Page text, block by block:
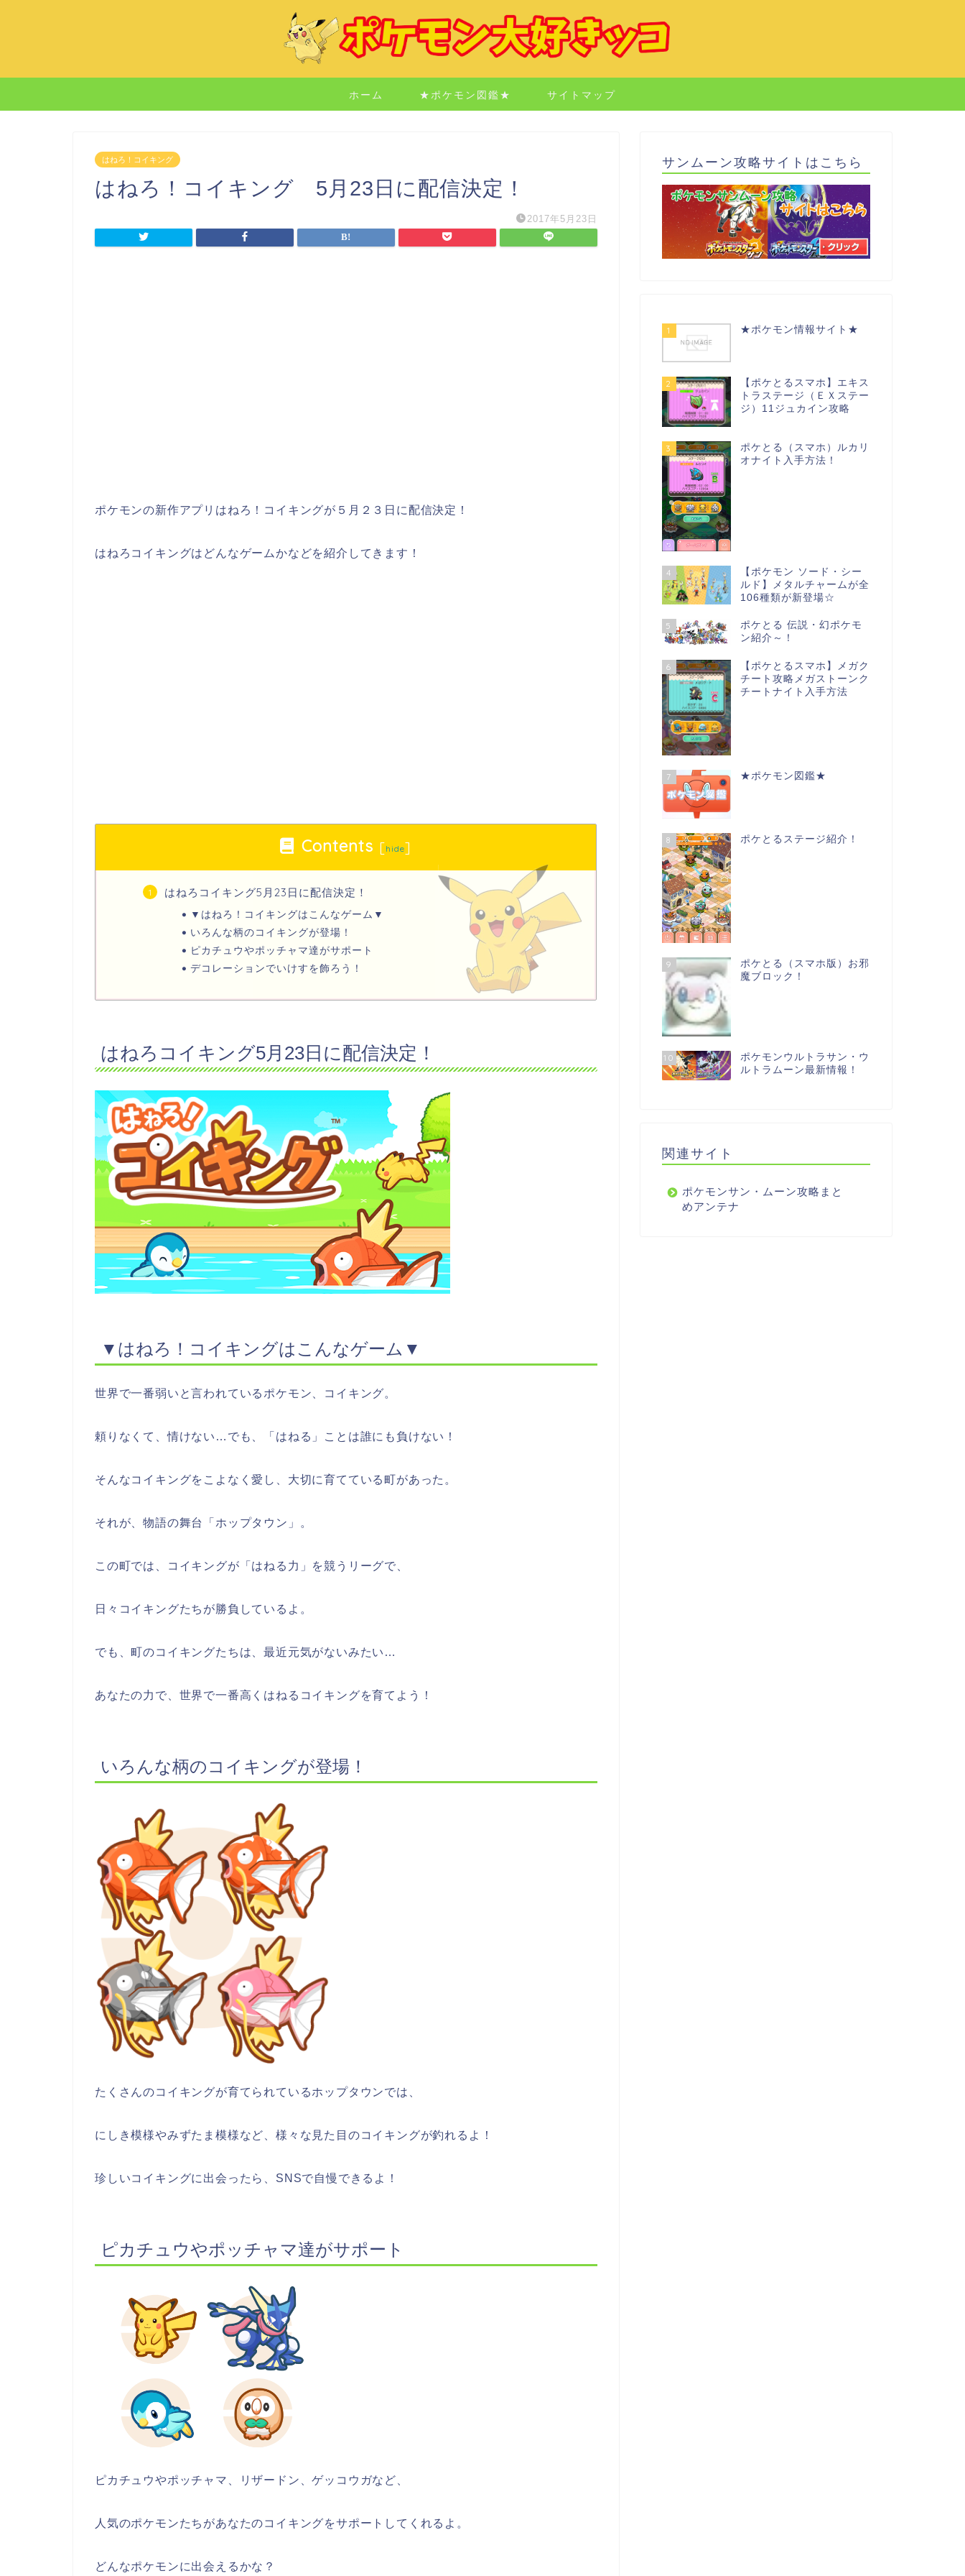
ホーム ★ポケモン図鑑★ サイトマップ
はねろ！コイキング
はねろ！コイキング 5月23日に配信決定！
2017年5月23日
ポケモンの新作アプリはねろ！コイキングが５月２３日に配信決定！
はねろコイキングはどんなゲームかなどを紹介してきます！
Contents [hide]
はねろコイキング5月23日に配信決定！
▼はねろ！コイキングはこんなゲーム▼
いろんな柄のコイキングが登場！
ピカチュウやポッチャマ達がサポート
デコレーションでいけすを飾ろう！
はねろコイキング5月23日に配信決定！
▼はねろ！コイキングはこんなゲーム▼
世界で一番弱いと言われているポケモン、コイキング。
頼りなくて、情けない…でも、「はねる」ことは誰にも負けない！
そんなコイキングをこよなく愛し、大切に育てている町があった。
それが、物語の舞台「ホップタウン」。
この町では、コイキングが「はねる力」を競うリーグで、
日々コイキングたちが勝負しているよ。
でも、町のコイキングたちは、最近元気がないみたい…
あなたの力で、世界で一番高くはねるコイキングを育てよう！
いろんな柄のコイキングが登場！
たくさんのコイキングが育てられているホップタウンでは、
にしき模様やみずたま模様など、様々な見た目のコイキングが釣れるよ！
珍しいコイキングに出会ったら、SNSで自慢できるよ！
ピカチュウやポッチャマ達がサポート
ピカチュウやポッチャマ、リザードン、ゲッコウガなど、
人気のポケモンたちがあなたのコイキングをサポートしてくれるよ。
どんなポケモンに出会えるかな？
サンムーン攻略サイトはこちら
1 ★ポケモン情報サイト★
2
【ポケとるスマホ】エキス
トラステージ（ＥＸステー
ジ）11ジュカイン攻略
3
ポケとる（スマホ）ルカリ
オナイト入手方法！
4
【ポケモン ソード・シー
ルド】メタルチャームが全
106種類が新登場☆
5
ポケとる 伝説・幻ポケモ
ン紹介～！
6
【ポケとるスマホ】メガク
チート攻略メガストーンク
チートナイト入手方法
7 ★ポケモン図鑑★
8 ポケとるステージ紹介！
9
ポケとる（スマホ版）お邪
魔ブロック！
10
ポケモンウルトラサン・ウ
ルトラムーン最新情報！
関連サイト
ポケモンサン・ムーン攻略まと
めアンテナ